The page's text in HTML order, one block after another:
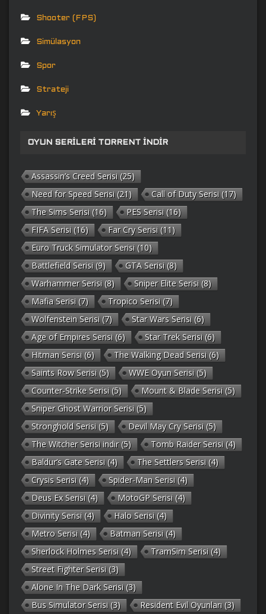
Shooter (FPS)
Simülasyon
Spor
Strateji
Yarış
OYUN SERILERI TORRENT İNDIR
Assassin’s Creed Serisi (25)
Need for Speed Serisi (21) Call of Duty Serisi (17)
The Sims Serisi (16) PES Serisi (16)
FIFA Serisi (16) Far Cry Serisi (11)
Euro Truck Simulator Serisi (10)
Battlefield Serisi (9) GTA Serisi (8)
Warhammer Serisi (8) Sniper Elite Serisi (8)
Mafia Serisi (7) Tropico Serisi (7)
Wolfenstein Serisi (7) Star Wars Serisi (6)
Age of Empires Serisi (6) Star Trek Serisi (6)
Hitman Serisi (6) The Walking Dead Serisi (6)
Saints Row Serisi (5) WWE Oyun Serisi (5)
Counter-Strike Serisi (5) Mount & Blade Serisi (5)
Sniper Ghost Warrior Serisi (5)
Stronghold Serisi (5) Devil May Cry Serisi (5)
The Witcher Serisi indir(5) Tomb Raider Serisi (4)
Baldur’s Gate Serisi (4) The Settlers Serisi (4)
Crysis Serisi (4) Spider-Man Serisi (4)
Deus Ex Serisi (4) MotoGP Serisi (4)
Divinity Serisi (4) Halo Serisi (4)
Metro Serisi (4) Batman Serisi (4)
Sherlock Holmes Serisi (4) TramSim Serisi (4)
Street Fighter Serisi (3)
Alone In The Dark Serisi (3)
Bus Simulator Serisi (3) Resident Evil Oyunları (3)